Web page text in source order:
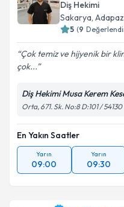
Diş Hekimi
Sakarya,
5 (9
Çok temiz ve hijyenik bir
çok...
Diş Hekimi Musa Kerem
Orta, 671. Sk. No:8 D:101 / 54130
En Yakın Saatler
Yarın
09:00
Yarın
09:30